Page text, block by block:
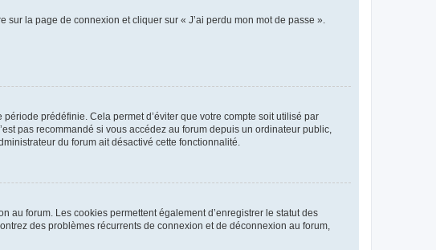
la page de connexion et cliquer sur « J’ai perdu mon mot de passe ».
prédéfinie. Cela permet d’éviter que votre compte soit utilisé par
pas recommandé si vous accédez au forum depuis un ordinateur public,
du forum ait désactivé cette fonctionnalité.
au forum. Les cookies permettent également d’enregistrer le statut des
des problèmes récurrents de connexion et de déconnexion au forum,